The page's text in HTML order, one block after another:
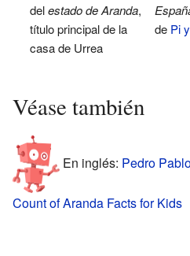
delestado de Aranda,
título principal de la
casa de Urrea
de Pi
Véase también
En inglés: Pedro
Count of Aranda Facts for Kids